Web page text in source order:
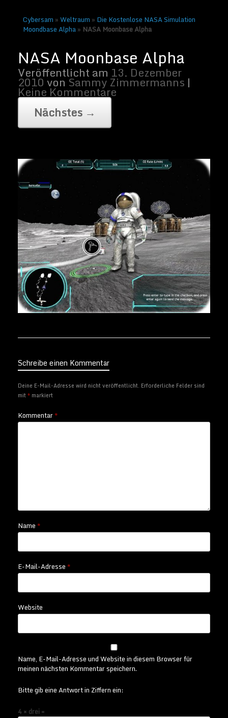
Cybersam »Weltraum » Die Kostenlose NASA Simulation
Moondbase Alpha» NASA Moonbase Alpha
Schreibe einen Kommentar
Deine E-Mail-Adresse wird nicht veröffentlicht. Erforderliche Felder sind
mit* markiert
Kommentar*
Name*
E-Mail-Adresse*
Website
Name, E-Mail-Adresse und Website in diesem Browser für
meinen nächsten Kommentar speichern.
Bitte gib eine Antwort in Ziffern ein:
4 × drei =